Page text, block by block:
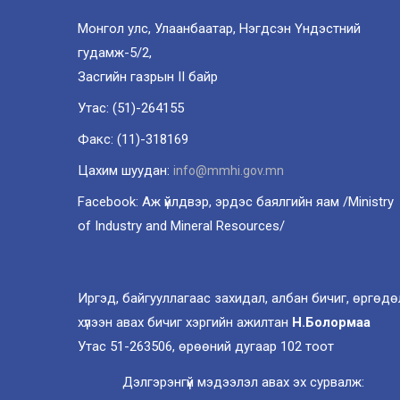
Монгол улс, Улаанбаатар, Нэгдсэн Үндэстний
гудамж-5/2,
Засгийн газрын II байр
Утас: (51)-264155
Факс: (11)-318169
Цахим шуудан: info@mmhi.gov.mn
Facebook: Аж үйлдвэр, эрдэс баялгийн яам /Ministry
of Industry and Mineral Resources/
Иргэд, байгууллагаас захидал, албан бичиг,
хүлээн авах бичиг хэргийн ажилтан Н.Болормаа
Утас 51-263506, өрөөний дугаар 102 тоот
Дэлгэрэнгүй мэдээлэл авах эх сурвалж: